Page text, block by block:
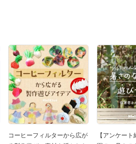
コーヒーフィルターから広が
【アンケー